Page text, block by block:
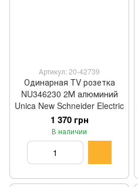
Артикул: 20-42739
Одинарная TV розетка
NU346230 2М алюминий
Unica New Schneider Electric
1 370 грн
В наличии